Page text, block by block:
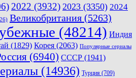
2022 (3932) 2023 (3350) 2024
Великобритания (5263)
(48214) Индия
(1829) Корея (2063) Популярные сериалы
(6940) СССР (1941)
(14936) Турция (709)